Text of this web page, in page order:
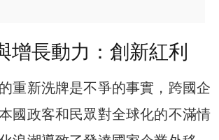
增長動力：創新紅利
重新洗牌是不爭的事實，跨國企
國政客和民眾對全球化的不滿情